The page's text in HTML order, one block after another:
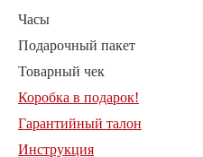
Часы
Подарочный пакет
Товарный чек
Коробка в подарок!
Гарантийный талон
Инструкция